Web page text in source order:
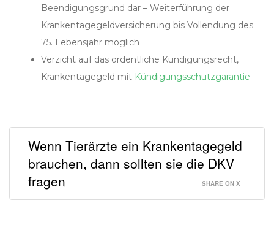
Beendigungsgrund dar – Weiterführung der
Krankentagegeldversicherung bis Vollendung des
75. Lebensjahr möglich
Verzicht auf das ordentliche Kündigungsrecht,
Krankentagegeld mit Kündigungsschutzgarantie
Wenn Tierärzte ein Krankentagegeld
brauchen, dann sollten sie die DKV
fragen
SHARE ON X